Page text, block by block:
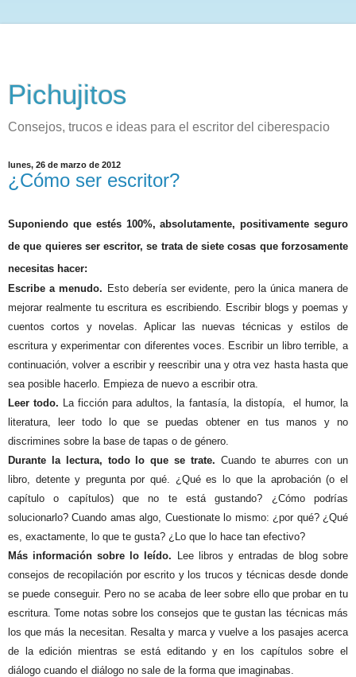
Pichujitos
Consejos, trucos e ideas para el escritor del ciberespacio
lunes, 26 de marzo de 2012
¿Cómo ser escritor?
Suponiendo que estés 100%, absolutamente, positivamente seguro
de que quieres ser escritor, se trata de siete cosas que forzosamente
necesitas hacer:
Escribe a menudo. Esto debería ser evidente, pero la única manera de
mejorar realmente tu escritura es escribiendo. Escribir blogs y poemas y
cuentos cortos y novelas. Aplicar las nuevas técnicas y estilos de
escritura y experimentar con diferentes voces. Escribir un libro terrible, a
continuación, volver a escribir y reescribir una y otra vez hasta hasta que
sea posible hacerlo. Empieza de nuevo a escribir otra.
Leer todo.
La ficción para adultos, la fantasía, la distopía, el humor, la
literatura, leer todo lo que se puedas obtener en tus manos y no
discrimines sobre la base de tapas o de género.
Durante la lectura, todo lo que se trate. Cuando te aburres con un
libro, detente y pregunta por qué. ¿Qué es lo que la aprobación (o el
capítulo o capítulos) que no te está gustando? ¿Cómo podrías
solucionarlo? Cuando amas algo, Cuestionate lo mismo: ¿por qué? ¿Qué
es, exactamente, lo que te gusta? ¿Lo que lo hace tan efectivo?
Más información sobre lo leído.
Lee libros y entradas de blog sobre
consejos de recopilación por escrito y los trucos y técnicas desde donde
se puede conseguir. Pero no se acaba de leer sobre ello que probar en tu
escritura. Tome notas sobre los consejos que te gustan las técnicas más
los que más la necesitan. Resalta y marca y vuelve a los pasajes acerca
de la edición mientras se está editando y en los capítulos sobre el
diálogo cuando el diálogo no sale de la forma que imaginabas.